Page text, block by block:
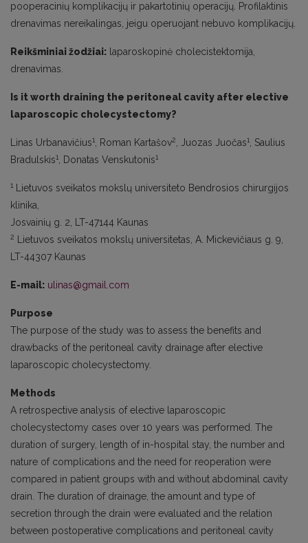
pooperacinių komplikacijų ir pakartotinių operacijų. Profilaktinis
drenavimas nereikalingas, jeigu operuojant nebuvo komplikacijų.
Reikšminiai žodžiai: laparoskopinė cholecistektomija,
drenavimas.
Is it worth draining the peritoneal cavity after elective
laparoscopic cholecystectomy?
Linas Urbanavičius1 , Roman Kartašov2 , Juozas Juočas1
, Saulius
Bradulskis1 , Donatas Venskutonis1
1
Lietuvos sveikatos mokslų universiteto Bendrosios chirurgijos
klinika,
Josvainių g. 2, LT-47144 Kaunas
2
Lietuvos sveikatos mokslų universitetas, A. Mickevičiaus g. 9,
LT-44307 Kaunas
E-mail: ulinas@gmail.com
Purpose
The purpose of the study was to assess the benefits and
drawbacks of the peritoneal cavity drainage after elective
laparoscopic cholecystectomy.
Methods
A retrospective analysis of elective laparoscopic
cholecystectomy cases over 10 years was performed. The
duration of surgery, length of in-hospital stay, the number and
nature of complications and the need for reoperation were
compared in patient groups with and without abdominal cavity
drain. The duration of drainage, the amount and type of
secretion through the drain were evaluated and the relation
between postoperative complications and peritoneal cavity